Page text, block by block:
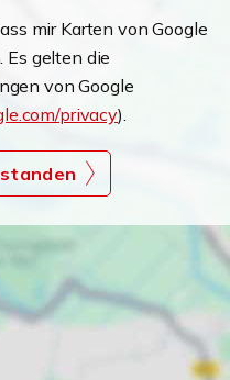
mir Karten von Google
Es gelten die
von Google
privacy).